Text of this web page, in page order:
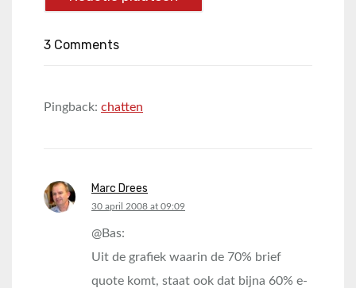
3 Comments
Pingback: chatten
Marc Drees
says:
30 april 2008 at 09:09
@Bas:
Uit de grafiek waarin de 70% brief
quote komt, staat ook dat bijna 60% e-